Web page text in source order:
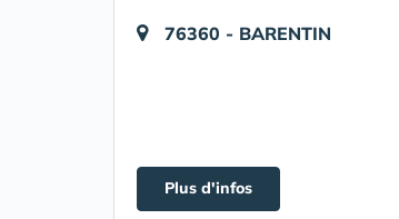
76360 - BARENTIN
Plus d'infos